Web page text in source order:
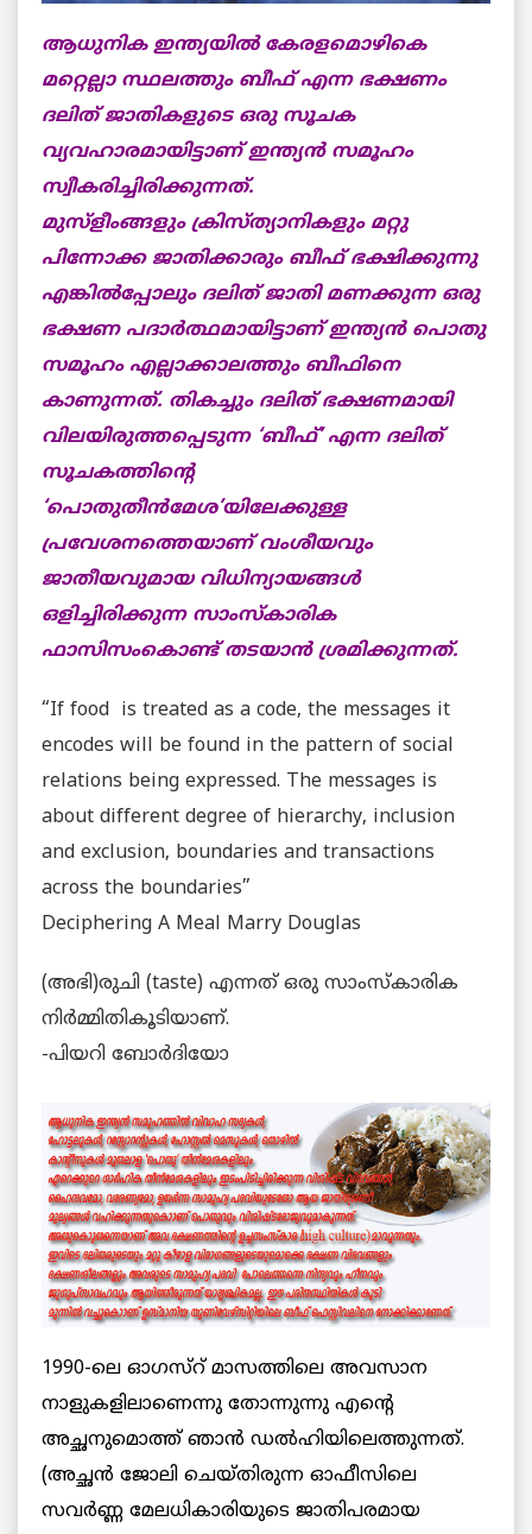
ആധുനിക ഇന്ത്യയില്‍ കേരളമൊഴികെ
മറ്റെല്ലാ സ്ഥലത്തും ബീഫ് എന്ന ഭക്ഷണം
ദലിത് ജാതികളുടെ ഒരു സൂചക
വ്യവഹാരമായിട്ടാണ് ഇന്ത്യന്‍ സമൂഹം
സ്വീകരിച്ചിരിക്കുന്നത്.
മുസ്ളീംങ്ങളും ക്രിസ്ത്യാനികളും മറ്റു
പിന്നോക്ക ജാതിക്കാരും ബീഫ് ഭക്ഷിക്കുന്നു
എങ്കില്‍പ്പോലും ദലിത് ജാതി മണക്കുന്ന ഒരു
ഭക്ഷണ പദാര്‍ത്ഥമായിട്ടാണ് ഇന്ത്യന്‍ പൊതു
സമൂഹം എല്ലാക്കാലത്തും ബീഫിനെ
കാണുന്നത്. തികച്ചും ദലിത് ഭക്ഷണമായി
വിലയിരുത്തപ്പെടുന്ന ‘ബീഫ്’ എന്ന ദലിത്
സൂചകത്തിന്റെ
‘പൊതുതീന്‍മേശ’യിലേക്കുള്ള
പ്രവേശനത്തെയാണ് വംശീയവും
ജാതീയവുമായ വിധിന്യായങ്ങള്‍
ഒളിച്ചിരിക്കുന്ന സാംസ്കാരിക
ഫാസിസംകൊണ്ട് തടയാന്‍ ശ്രമിക്കുന്നത്.
“If food is treated as a code, the messages it
encodes will be found in the pattern of social
relations being expressed. The messages is
about different degree of hierarchy, inclusion
and exclusion, boundaries and transactions
across the boundaries”
Deciphering A Meal Marry Douglas
(അഭി)രുചി (taste) എന്നത് ഒരു സാംസ്കാരിക
നിര്‍മ്മിതികൂടിയാണ്.
-പിയറി ബോര്‍ദിയോ
1990-ലെ ഓഗസ്റ് മാസത്തിലെ അവസാന
നാളുകളിലാണെന്നു തോന്നുന്നു എന്റെ
അച്ഛനുമൊത്ത് ഞാന്‍ ഡല്‍ഹിയിലെത്തുന്നത്.
(അച്ഛന്‍ ജോലി ചെയ്തിരുന്ന ഓഫീസിലെ
സവര്‍ണ്ണ മേലധികാരിയുടെ ജാതിപരമായ